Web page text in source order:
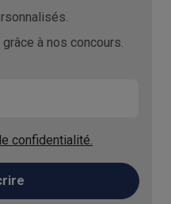
à nos concours.
confidentialité.